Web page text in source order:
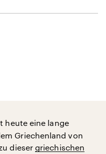
heute eine lange
Griechenland von
diesergriechischen